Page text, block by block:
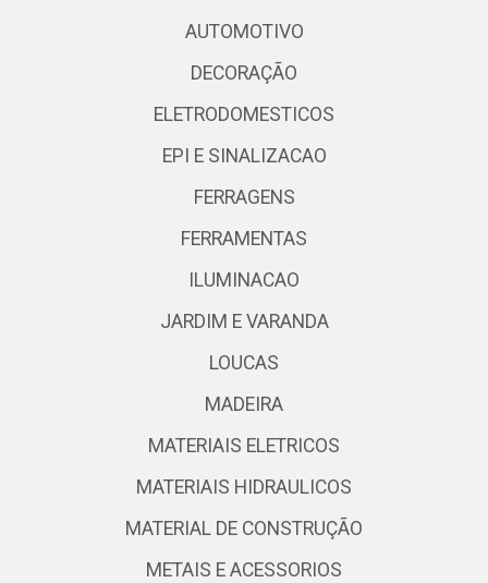
AUTOMOTIVO
DECORAÇÃO
ELETRODOMESTICOS
EPI E SINALIZACAO
FERRAGENS
FERRAMENTAS
ILUMINACAO
JARDIM E VARANDA
LOUCAS
MADEIRA
MATERIAIS ELETRICOS
MATERIAIS HIDRAULICOS
MATERIAL DE CONSTRUÇÃO
METAIS E ACESSORIOS